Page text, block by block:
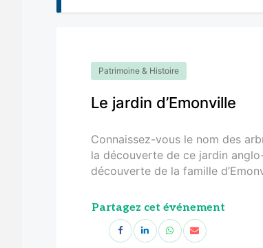
Patrimoine & Histoire
Le jardin d’Emonville
Connaissez-vous le nom des
la découverte de ce jardin
découverte de la famille
Partagez cet événement